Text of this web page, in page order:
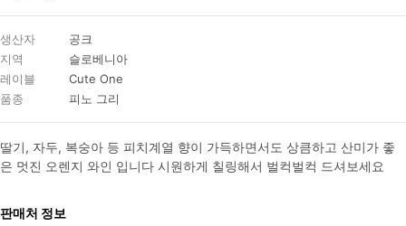
생산자
공크
지역
슬로베니아
레이블
Cute One
품종
피노 그리
딸기, 자두, 복숭아 등 피치계열 향이 가득하면서도 상큼하고 산미가 좋
은 멋진 오렌지 와인 입니다 시원하게 칠링해서 벌컥벌컥 드셔보세요
판매처 정보